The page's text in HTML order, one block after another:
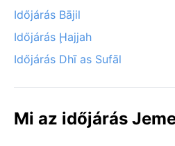
Időjárás Bājil
Időjárás Ḩajjah
Időjárás Dhī as Sufāl
Mi az időjárás